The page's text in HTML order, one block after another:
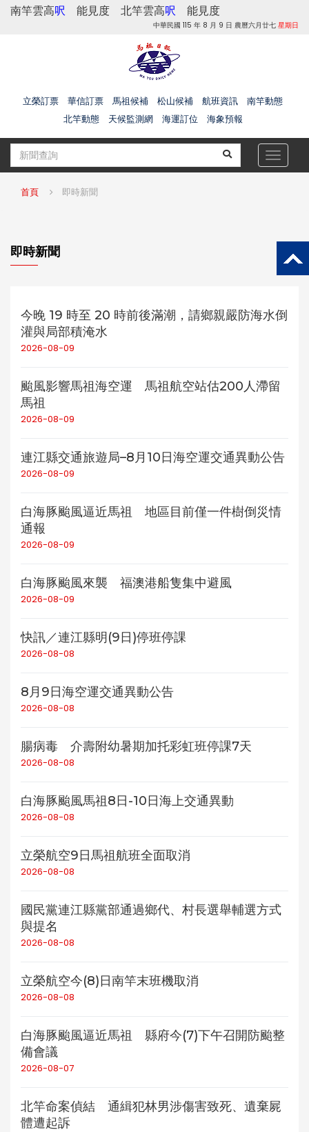
南竿雲高呎 能見度 北竿雲高呎 能見度
中華民國 115 年 8 月 9 日 農曆六月廿七 星期日
立榮訂票 華信訂票 馬祖候補 松山候補 航班資訊
南竿動態
北竿動態
天候監測網 海運訂位 海象預報
Toggle
首頁 即時新聞
即時新聞
今晚 19 時至 20 時前後滿潮，請鄉親嚴防海水倒
灌與局部積淹水
2026-08-09
颱風影響馬祖海空運 馬祖航空站估200人滯留
馬祖
2026-08-09
連江縣交通旅遊局–8月10日海空運交通異動公告
2026-08-09
白海豚颱風逼近馬祖 地區目前僅一件樹倒災情
通報
2026-08-09
白海豚颱風來襲 福澳港船隻集中避風
2026-08-09
快訊／連江縣明(9日)停班停課
2026-08-08
8月9日海空運交通異動公告
2026-08-08
腸病毒 介壽附幼暑期加托彩虹班停課7天
2026-08-08
白海豚颱風馬祖8日-10日海上交通異動
2026-08-08
立榮航空9日馬祖航班全面取消
2026-08-08
國民黨連江縣黨部通過鄉代、村長選舉輔選方式
與提名
2026-08-08
立榮航空今(8)日南竿末班機取消
2026-08-08
白海豚颱風逼近馬祖 縣府今(7)下午召開防颱整
備會議
2026-08-07
北竿命案偵結 通緝犯林男涉傷害致死、遺棄屍
體遭起訴